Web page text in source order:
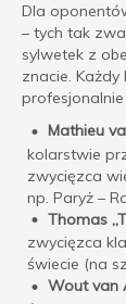
Dla
– tych tak
sylwetek z
znacie.
Mathieu
kolarstwie
zwycięzca
np. Paryż –
Thomas
zwycięzca
świecie (na
Wout van